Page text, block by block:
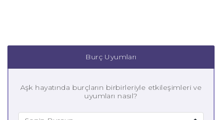
Burç Uyumları
Aşk hayatında burçların birbirleriyle etkileşimleri ve
uyumları nasıl?